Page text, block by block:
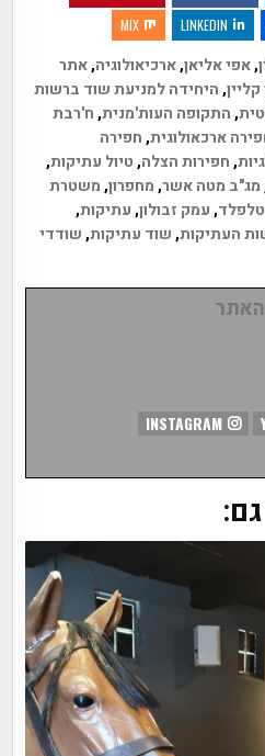
LINKEDIN
MIX
,אפי אליאן,ארכיאולוגיה,אתר
,היחידה למניעת שוד ברשות
,התקופה העות'מנית,ח'רבת
ארכאולוגית,חפירה
,חפירות הצלה,טיול עתיקות,
מג"ב מטה אשר,מחפרון,משטרת
,עמק זבולון,עתיקות,
העתיקות,שוד עתיקות,שודדי
INSTAGRAM